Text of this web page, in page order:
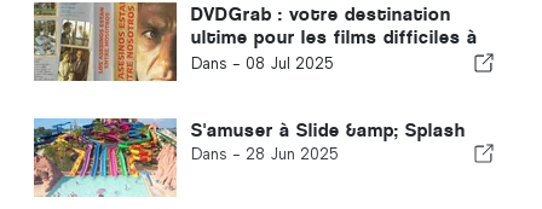
DVDGrab : votre destination
ultime pour les films difficiles à
trouver sur DVD
Dans - 08 Jul 2025
S'amuser à Slide &amp; Splash
Dans - 28 Jun 2025